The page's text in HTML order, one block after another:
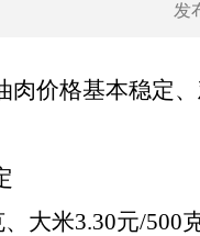
发
肉价格基本稳定、
、 大米3.30元/500